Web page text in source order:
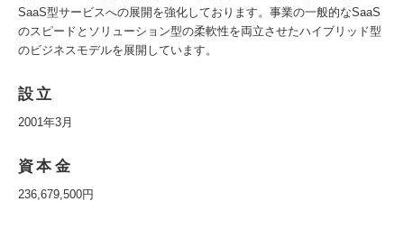
SaaS型サービスへの展開を強化しております。事業の一般的なSaaS
のスピードとソリューション型の柔軟性を両立させたハイブリッド型
のビジネスモデルを展開しています。
設立
2001年3月
資本金
236,679,500円